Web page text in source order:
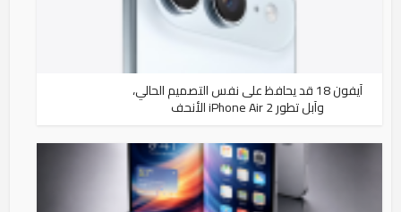
آيفون 18 قد يحافظ على نفس التصميم الحالي،
وآبل تطور iPhone Air 2 الأنحف